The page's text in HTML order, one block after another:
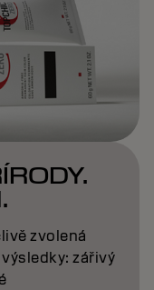
zvolená
zářivý